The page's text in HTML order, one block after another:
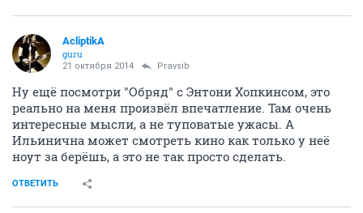
AcliptikA
guru
21 октября 2014 Pravsib
Ну ещё посмотри "Обряд" с Энтони Хопкинсом, это
реально на меня произвёл впечатление. Там очень
интересные мысли, а не туповатые ужасы. А
Ильинична может смотреть кино как только у неё
ноут за берёшь, а это не так просто сделать.
ОТВЕТИТЬ